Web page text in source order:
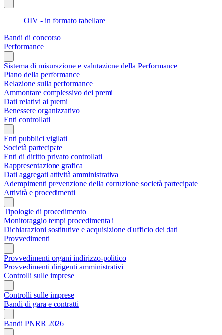
OIV - in formato tabellare
Bandi di concorso
Performance
Sistema di misurazione e valutazione della Performance
Piano della performance
Relazione sulla performance
Ammontare complessivo dei premi
Dati relativi ai premi
Benessere organizzativo
Enti controllati
Enti pubblici vigilati
Società partecipate
Enti di diritto privato controllati
Rappresentazione grafica
Dati aggregati attività amministrativa
Adempimenti prevenzione della corruzione società partecipate
Attività e procedimenti
Tipologie di procedimento
Monitoraggio tempi procedimentali
Dichiarazioni sostitutive e acquisizione d'ufficio dei dati
Provvedimenti
Provvedimenti organi indirizzo-politico
Provvedimenti dirigenti amministrativi
Controlli sulle imprese
Controlli sulle imprese
Bandi di gara e contratti
Bandi PNRR 2026